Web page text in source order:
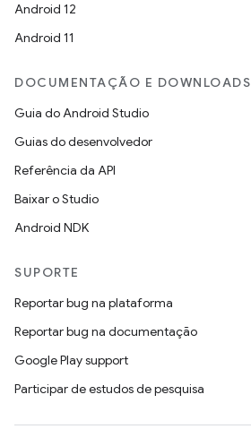
Android 12
Android 11
DOCUMENTAÇÃO E DOWNLOADS
Guia do Android Studio
Guias do desenvolvedor
Referência da API
Baixar o Studio
Android NDK
SUPORTE
Reportar bug na plataforma
Reportar bug na documentação
Google Play support
Participar de estudos de pesquisa